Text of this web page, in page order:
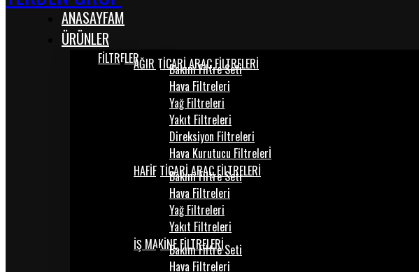
ANASAYFAM
ÜRÜNLER
FİLTRELERAĞIR TİCARİ ARAÇ FİLTRELERİ
Bakım Filtre Seti
Hava Filtreleri
Yağ Filtreleri
Yakıt Filtreleri
Direksiyon Filtreleri
Hava Kurutucu Filtrelerİ
HAFİF TİCARİ ARAÇ FİLTRELERİ
Bakım Filtre Seti
Hava Filtreleri
Yağ Filtreleri
Yakıt Filtreleri
İŞ MAKİNE FİLTRELERİ
Bakım Filtre Seti
Hava Filtreleri